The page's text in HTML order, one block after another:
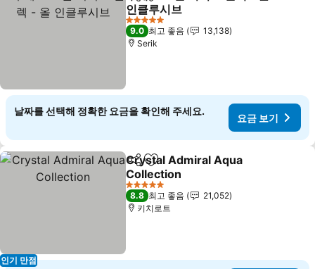
인클루시브
5 성급
9.0 최고 좋음
13,138
Serik
날짜를 선택해 정확한 요금을 확인해 주세요.
요금 보기
인기 만점
공유 즐겨찾기에 추가
Crystal Admiral Aqua
Collection
5 성급
8.8 최고 좋음
21,052
키치로트